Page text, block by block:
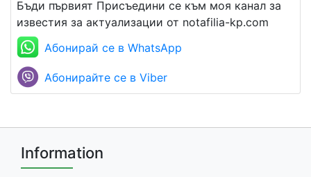
Бъди първият Присъедини се към моя канал за
известия за актуализации от notafilia-kp.com
Абонирай се в WhatsApp
Абонирайте се в Viber
Information